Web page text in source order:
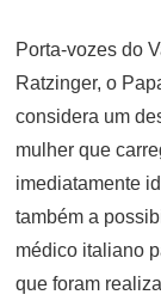
Porta-vozes do
Ratzinger, o
considera um
mulher que
imediatamente
também a
médico italiano
que foram